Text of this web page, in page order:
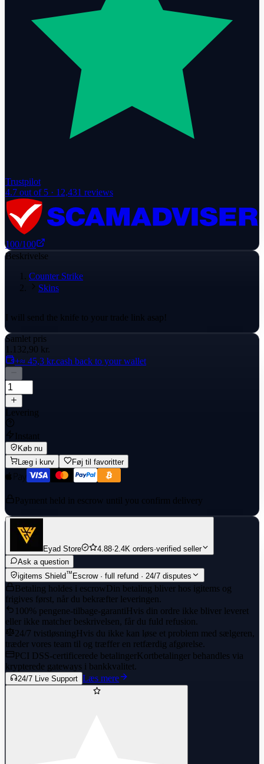
Trustpilot
4.7 out of 5 · 12,431 reviews
100/100
Beskrivelse
Counter Strike
Skins
I will send the knife to your trade link asap!
Samlet pris
1.132,90 kr.
+≈ 45,3 kr.cash back to your wallet
Levering
Instant
Køb nu
Læg i kurv
Føj til favoritter
Payment held in escrow until you confirm delivery
Eyad Store 4.88·2.4K orders·verified seller
Ask a question
igitems Shield™ Escrow · full refund · 24/7 disputes
Betaling holdes i escrowDin betaling bliver hos igitems og
frigives først, når du bekræfter leveringen.
100% pengene-tilbage-garantiHvis din ordre ikke bliver leveret
eller ikke matcher beskrivelsen, får du fuld refusion.
24/7 tvistløsningHvis du ikke kan løse et problem med sælgeren,
træder vores team til og træffer en retfærdig afgørelse.
PCI DSS-certificerede betalingerKortbetalinger behandles via
krypterede gateways i bankkvalitet.
24/7 Live Support Læs mere